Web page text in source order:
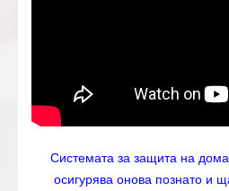
Системата за защита на
осигурява онова познато и